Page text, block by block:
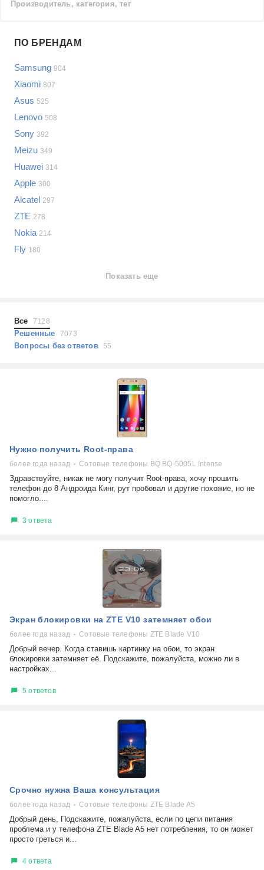
Производитель, категория, тег
Samsung
LG
Sony
Bosch
Asus
Lenovo
Indesit
JBL
Показать еще
Проблемы по категориям
Сотовые телефоны
Сотовые телефоны
Планшеты
Наушники
Выберите...
не включается
самопроизвольное выключение
выдает ошибку
плохо работает
решение проблемы
ПО БРЕНДАМ
Samsung 904
Xiaomi 807
Asus 525
Lenovo 508
Sony 392
Meizu 349
Huawei 314
Apple 300
Alcatel 297
ZTE 278
Nokia 214
Fly 180
Показать еще
Все 7128
Решенные 7073
Вопросы без ответов55
Нужно получить Root-права
более года назад Сотовые телефоны BQ BQ-5005L Intense
Здравствуйте, никак не могу получит Root-права, хочу прошить
телефон до 8 Андроида Кинг, рут пробовал и другие похожие, но не
помогло....
3 ответа
Экран блокировки на ZTE V10 затемняет обои
более года назад Сотовые телефоны ZTE Blade V10
Добрый вечер. Когда ставишь картинку на обои, то экран
блокировки затемняет её. Подскажите, пожалуйста, можно ли в
настройках...
5 ответов
Срочно нужна Ваша консультация
более года назад Сотовые телефоны ZTE Blade A5
Добрый день, Подскажите, пожалуйста, если по цепи питания
проблема и у телефона ZTE Blade A5 нет потребления, то он может
просто греться и...
4 ответа